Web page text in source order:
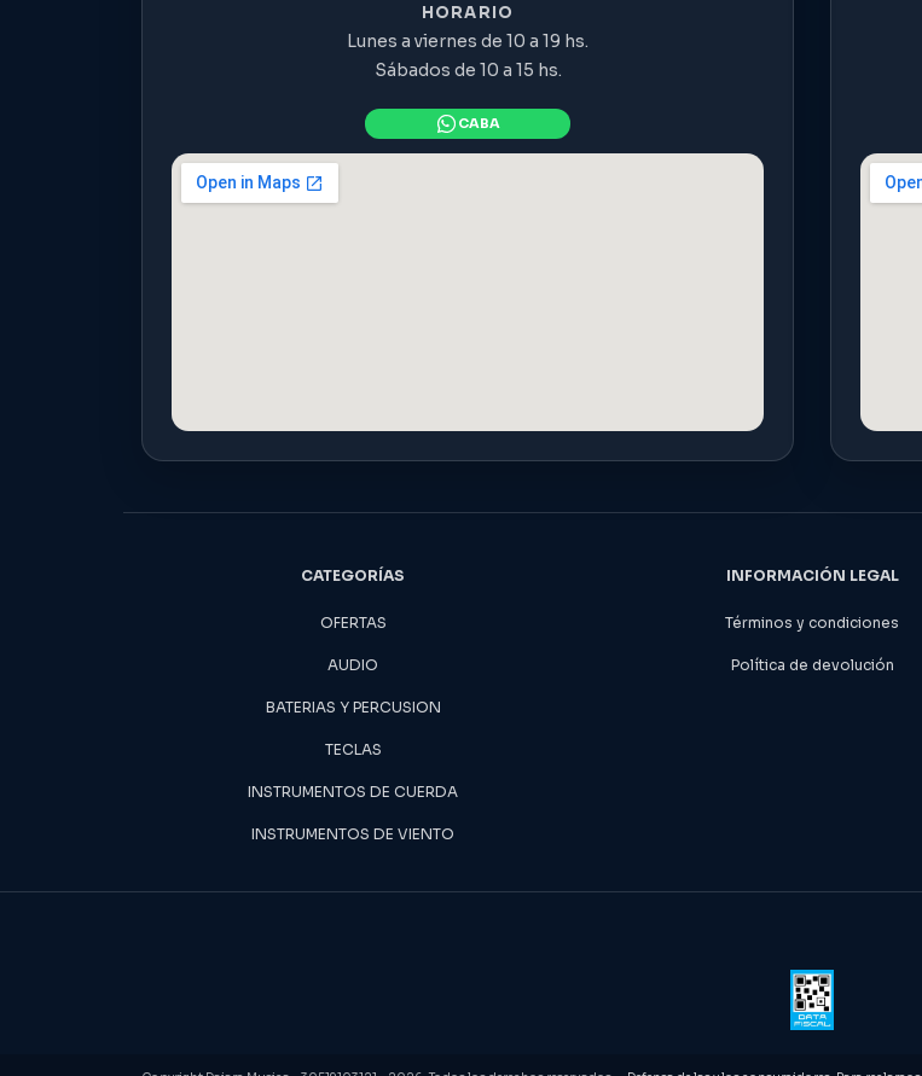
HORARIO
Lunes a viernes de 10 a 19 hs.
Sábados de 10 a 15 hs.
CATEGORÍAS
OFERTAS
AUDIO
BATERIAS Y PERCUSION
TECLAS
INSTRUMENTOS DE CUERDA
INSTRUMENTOS DE VIENTO
INFORMACIÓN LEGAL
Términos y condiciones
Política de devolución